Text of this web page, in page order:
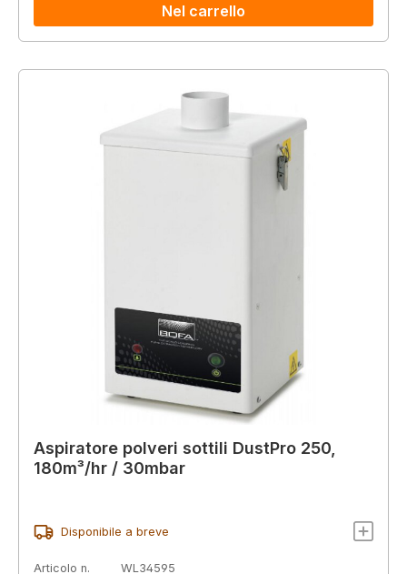
Nel carrello
Aspiratore polveri sottili DustPro 250,
180m³/hr / 30mbar
Disponibile a breve
Articolo n. WL34595